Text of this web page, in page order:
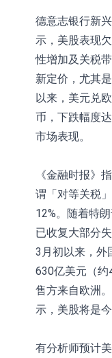
德意志银行新
示，美股表现
性增加及关税
新定价，尤其
以来，美元兑
币，下跌幅度
市场表现。
《金融时报》
谓「对等关税
12%。随着特
已收复大部分
3月初以来，外
630亿美元（约
售方来自欧洲
示，美股将是
有分析师预计